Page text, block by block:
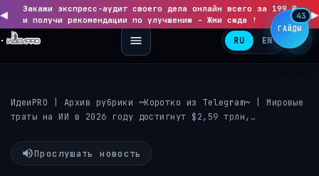
◀
Закажи экспресс-аудит своего дела онлайн всего за 199 ₽
и получи рекомендации по улучшению - Жми сюда !
▶
RU EN
ИдеиPRO Архив рубрики ~Коротко из Telegram~
Мировые
траты на ИИ в 2026 году достигнут $2,59 трлн,…
Прослушать новость
ГАЙДЫ
43